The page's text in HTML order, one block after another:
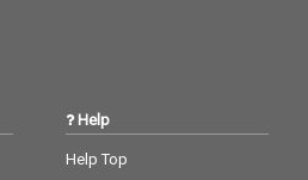
Help
Help Top